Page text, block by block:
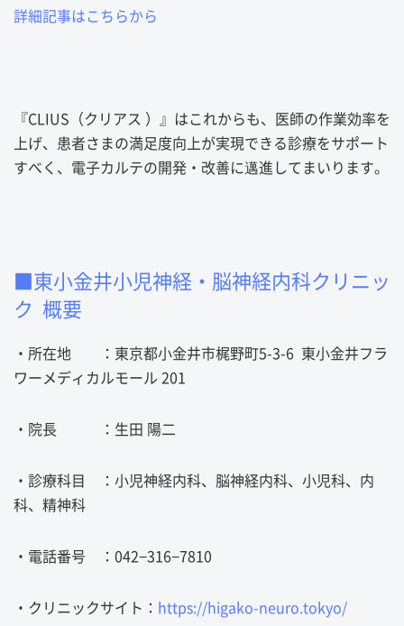
詳細記事はこちらから
『CLIUS（クリアス ）』はこれからも、医師の作業効率を
上げ、患者さまの満足度向上が実現できる診療をサポート
すべく、電子カルテの開発・改善に邁進してまいります。
東小金井小児神経・脳神経内科クリニッ
ク 概要
・所在地 ：東京都小金井市梶野町5-3-6 東小金井フラ
ワーメディカルモール 201
・院長 ： 生田 陽二
・診療科目 ： 小児神経内科、脳神経内科、小児科、内
科、精神科
・電話番号 ： 042−316−7810
・クリニックサイト： https://higako-neuro.tokyo/